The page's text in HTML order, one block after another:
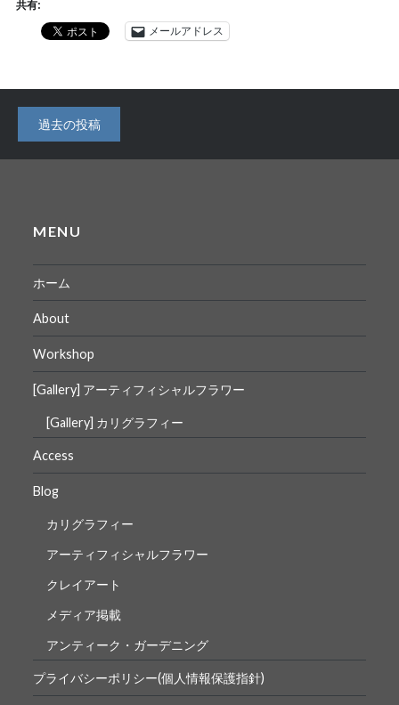
共有:
メールアドレス
投
稿
ゲ
ー
シ
ョ
ン
過去の投稿
MENU
ホーム
About
Workshop
[Gallery] アーティフィシャルフラワー
[Gallery] カリグラフィー
Access
Blog
カリグラフィー
アーティフィシャルフラワー
クレイアート
メディア掲載
アンティーク・ガーデニング
プライバシーポリシー(個人情報保護指針)